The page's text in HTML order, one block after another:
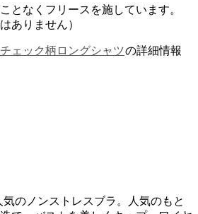
となくフリースを施しています。
ありません）
ェック柄ロングシャツの詳細情報
気のノンストレスブラ。人気のもと